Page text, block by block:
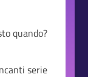
quando?
serie